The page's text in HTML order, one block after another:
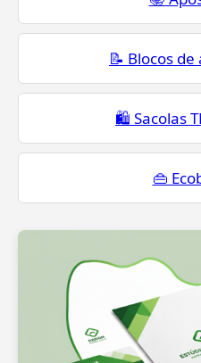
📝 Blocos
🛍️ Sacolas
👜